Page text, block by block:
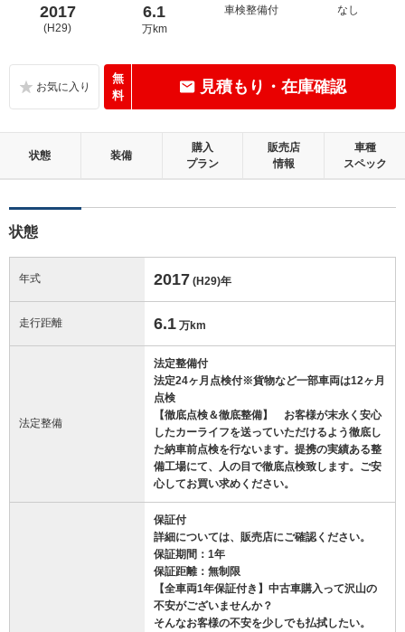
2017
(H29)
6.1
万km
車検整備付
なし
無
料
見積もり・在庫確認
状態 装備
購入
プラン
販売店
情報
車種
スペック
状態
年式 2017 (H29)年
走行距離 6.1 万km
法定整備
法定整備付
法定24ヶ月点検付※貨物など一部車両は12ヶ月
点検
【徹底点検＆徹底整備】 お客様が末永く安心
したカーライフを送っていただけるよう徹底し
た納車前点検を行ないます。提携の実績ある整
備工場にて、人の目で徹底点検致します。ご安
心してお買い求めください。
保証付
詳細については、販売店にご確認ください。
保証期間：1年
保証距離：無制限
【全車両1年保証付き】中古車購入って沢山の
不安がございませんか？
そんなお客様の不安を少しでも払拭したい。